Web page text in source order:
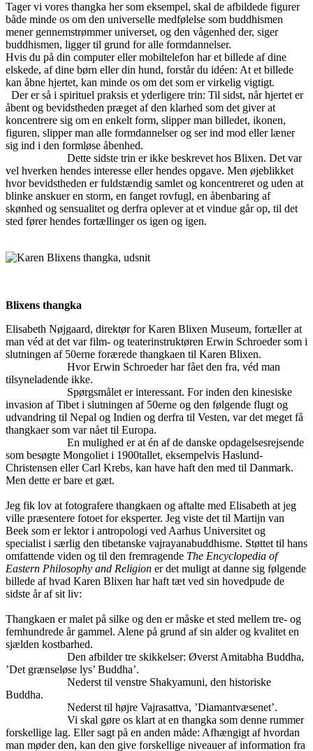
Tager vi vores thangka her som eksempel, skal de afbildede figurer
både minde os om den universelle medfølelse som buddhismen
mener gennemstrømmer universet, og den vågenhed der, siger
buddhismen, ligger til grund for alle formdannelser.
Hvis du på din computer eller mobiltelefon har et billede af dine
elskede, af dine børn eller din hund, forstår du idéen: At et billede
kan åbne hjertet, kan minde os om det som er virkelig vigtigt.
Der er så i spirituel praksis et yderligere trin: Til sidst, når hjertet er
åbent og bevidstheden præget af den klarhed som det giver at
koncentrere sig om en enkelt form, slipper man billedet, ikonen,
figuren, slipper man alle formdannelser og ser ind mod eller læner
sig ind i den formløse åbenhed.
Dette sidste trin er ikke beskrevet hos Blixen. Det var
vel hverken hendes interesse eller hendes opgave. Men øjeblikket
hvor bevidstheden er fuldstændig samlet og koncentreret og uden at
blinke anskuer en storm, en fanget rovfugl, en åbenbaring af
skønhed og sensualitet og derfra oplever at et vindue går op, til det
sted fører hendes fortællinger os igen og igen.
Blixens thangka
Elisabeth Nøjgaard, direktør for Karen Blixen Museum, fortæller at
man véd at det var film- og teaterinstruktøren Erwin Schroeder som i
slutningen af 50erne forærede thangkaen til Karen Blixen.
Hvor Erwin Schroeder har fået den fra, véd man
tilsyneladende ikke.
Spørgsmålet er interessant. For inden den kinesiske
invasion af Tibet i slutningen af 50erne og den følgende flugt og
udvandring til Nepal og Indien og derfra til Vesten, var det meget få
thangkaer som var nået til Europa.
En mulighed er at én af de danske opdagelsesrejsende
som besøgte Mongoliet i 1900tallet, eksempelvis Haslund-
Christensen eller Carl Krebs, kan have haft den med til Danmark.
Men dette er bare et gæt.
Jeg fik lov at fotografere thangkaen og aftalte med Elisabeth at jeg
ville præsentere fotoet for eksperter. Jeg viste det til Martijn van
Beek som er lektor i antropologi ved Aarhus Universitet og
specialist i særlig den tibetanske vajrayanabuddhisme. Støttet til hans
omfattende viden og til den fremragende The Encyclopedia of
Eastern Philosophy and Religion er det muligt at danne sig følgende
billede af hvad Karen Blixen har haft tæt ved sin hovedpude de
sidste år af sit liv:
Thangkaen er malet på silke og den er måske et sted mellem tre- og
femhundrede år gammel. Alene på grund af sin alder og kvalitet en
sjælden kostbarhed.
Den afbilder tre skikkelser: Øverst Amitabha Buddha,
’Det grænseløse lys’ Buddha’.
Nederst til venstre Shakyamuni, den historiske
Buddha.
Nederst til højre Vajrasattva, ’Diamantvæsenet’.
Vi skal gøre os klart at en thangka som denne rummer
forskellige lag. Eller sagt på en anden måde: Afhængigt af hvordan
man møder den, kan den give forskellige niveauer af information fra